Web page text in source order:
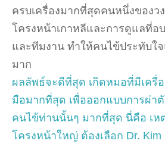
ครบเครื่องมากที่สุดคนหนึ่งของว
โครงหน้าเกาหลีและการดูแลที่
และทีมงาน ทำให้คนไข้ประทับใ
มาก
ผลลัพธ์จะดีที่สุด เกิดหมอที่มีเครื่
มือมากที่สุด เพื่อออกแบบการผ่า
คนไข้ท่านนั้นๆ มากที่สุด นี่คือ เห
โครงหน้าใหญ่ ต้องเลือก Dr. Kim